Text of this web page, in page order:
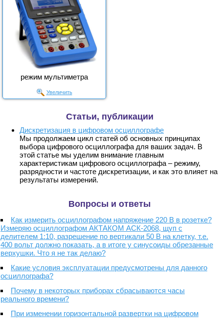
режим мультиметра
Увеличить
Статьи, публикации
Дискретизация в цифровом осциллографе
Мы продолжаем цикл статей об основных принципах
выбора цифрового осциллографа для ваших задач. В
этой статье мы уделим внимание главным
характеристикам цифрового осциллографа – режиму,
разрядности и частоте дискретизации, и как это влияет на
результаты измерений.
Вопросы и ответы
Как измерить осциллографом напряжение 220 В в розетке?
Измеряю осциллографом АКТАКОМ АСК-2068, щуп с
делителем 1:10, разрешение по вертикали 50 В на клетку, т.е.
400 вольт должно показать, а в итоге у синусоиды обрезанные
верхушки. Что я не так делаю?
Какие условия эксплуатации предусмотрены для данного
осциллографа?
Почему в некоторых приборах сбрасываются часы
реального времени?
При изменении горизонтальной развертки на цифровом